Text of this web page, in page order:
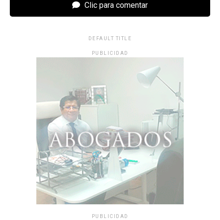
Clic para comentar
DEFAULT TITLE
PUBLICIDAD
PUBLICIDAD